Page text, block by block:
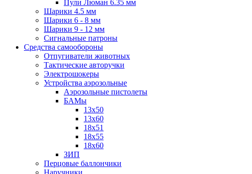
Пули Люман 6.35 мм
Шарики 4.5 мм
Шарики 6 - 8 мм
Шарики 9 - 12 мм
Сигнальные патроны
Средства самообороны
Отпугиватели животных
Тактические авторучки
Электрошокеры
Устройства аэрозольные
Аэрозольные пистолеты
БАМы
13х50
13х60
18х51
18х55
18х60
ЗИП
Перцовые баллончики
Наручники